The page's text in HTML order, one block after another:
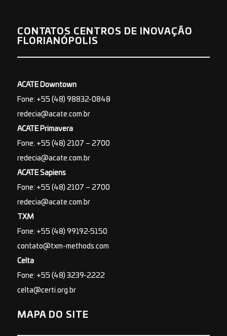
CONTATOS CENTROS DE INOVAÇÃO
FLORIANÓPOLIS
ACATE Downtown
Fone: +55 (48) 98832-0848
redecia@acate.com.br
ACATE Primavera
Fone: +55 (48) 2107 – 2700
redecia@acate.com.br
ACATE Sapiens
Fone: +55 (48) 2107 – 2700
redecia@acate.com.br
TXM
Fone: +55 (48) 99192-5150
contato@txm-methods.com
Celta
Fone: +55 (48) 3239-2222
celta@certi.org.br
MAPA DO SITE